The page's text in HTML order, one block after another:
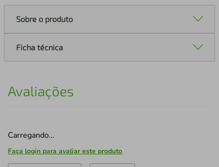
Sobre o produto
Ficha técnica
Avaliações
Carregando…
Faça login para avaliar este produto